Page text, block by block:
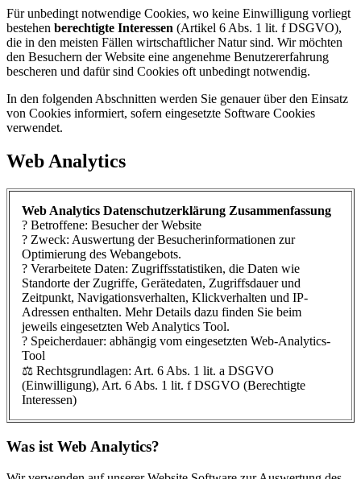
Für unbedingt notwendige Cookies, wo keine Einwilligung vorliegt
bestehen berechtigte Interessen (Artikel 6 Abs. 1 lit. f DSGVO),
die in den meisten Fällen wirtschaftlicher Natur sind. Wir möchten
den Besuchern der Website eine angenehme Benutzererfahrung
bescheren und dafür sind Cookies oft unbedingt notwendig.
In den folgenden Abschnitten werden Sie genauer über den Einsatz
von Cookies informiert, sofern eingesetzte Software Cookies
verwendet.
Web Analytics
Web Analytics Datenschutzerklärung Zusammenfassung
? Betroffene: Besucher der Website
? Zweck: Auswertung der Besucherinformationen zur
Optimierung des Webangebots.
? Verarbeitete Daten: Zugriffsstatistiken, die Daten wie
Standorte der Zugriffe, Gerätedaten, Zugriffsdauer und
Zeitpunkt, Navigationsverhalten, Klickverhalten und IP-
Adressen enthalten. Mehr Details dazu finden Sie beim
jeweils eingesetzten Web Analytics Tool.
? Speicherdauer: abhängig vom eingesetzten Web-Analytics-
Tool
⚖️ Rechtsgrundlagen: Art. 6 Abs. 1 lit. a DSGVO
(Einwilligung), Art. 6 Abs. 1 lit. f DSGVO (Berechtigte
Interessen)
Was ist Web Analytics?